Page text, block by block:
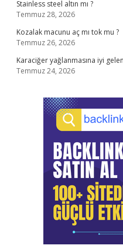
Stainless steel altın mı ?
Temmuz 28, 2026
Kozalak macunu aç mı tok mu ?
Temmuz 26, 2026
Karaciğer yağlanmasına iyi
Temmuz 24, 2026